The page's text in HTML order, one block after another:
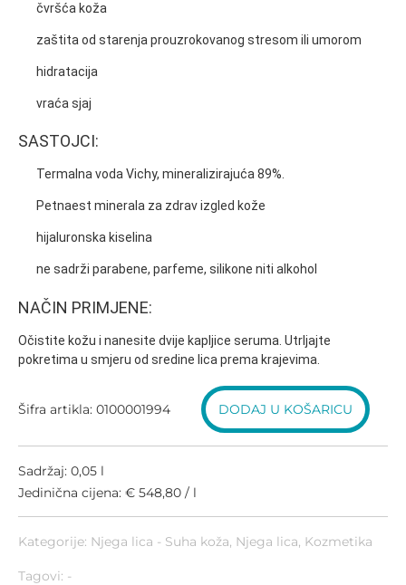
čvršća koža
zaštita od starenja prouzrokovanog stresom ili umorom
hidratacija
vraća sjaj
SASTOJCI:
Termalna voda Vichy, mineralizirajuća 89%.
Petnaest minerala za zdrav izgled kože
hijaluronska kiselina
ne sadrži parabene, parfeme, silikone niti alkohol
NAČIN PRIMJENE:
Očistite kožu i nanesite dvije kapljice seruma. Utrljajte
pokretima u smjeru od sredine lica prema krajevima.
Šifra artikla: 0100001994 DODAJ U KOŠARICU
Sadržaj: 0,05 l
Jedinična cijena: € 548,80 / l
Kategorije: Njega lica - Suha koža, Njega lica, Kozmetika
Tagovi: -